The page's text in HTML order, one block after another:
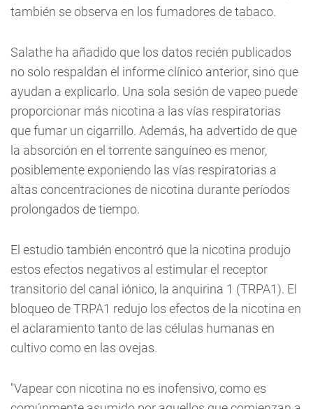
también se observa en los fumadores de tabaco.
Salathe ha añadido que los datos recién publicados
no solo respaldan el informe clínico anterior, sino que
ayudan a explicarlo. Una sola sesión de vapeo puede
proporcionar más nicotina a las vías respiratorias
que fumar un cigarrillo. Además, ha advertido de que
la absorción en el torrente sanguíneo es menor,
posiblemente exponiendo las vías respiratorias a
altas concentraciones de nicotina durante períodos
prolongados de tiempo.
El estudio también encontró que la nicotina produjo
estos efectos negativos al estimular el receptor
transitorio del canal iónico, la anquirina 1 (TRPA1). El
bloqueo de TRPA1 redujo los efectos de la nicotina en
el aclaramiento tanto de las células humanas en
cultivo como en las ovejas.
"Vapear con nicotina no es inofensivo, como es